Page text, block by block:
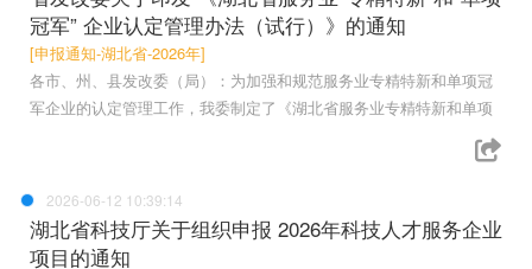
冠军” 企业认定管理办法（试行）》的通知
[申报通知-湖北省-2026年]
各市、州、县发改委（局）：为加强和规范服务业专精特新和单项冠
军企业的认定管理工作，我委制定了《湖北省服务业专精特新和单项
2026-06-12 10:39:14
湖北省科技厅关于组织申报 2026年科技人才服务企业
项目的通知